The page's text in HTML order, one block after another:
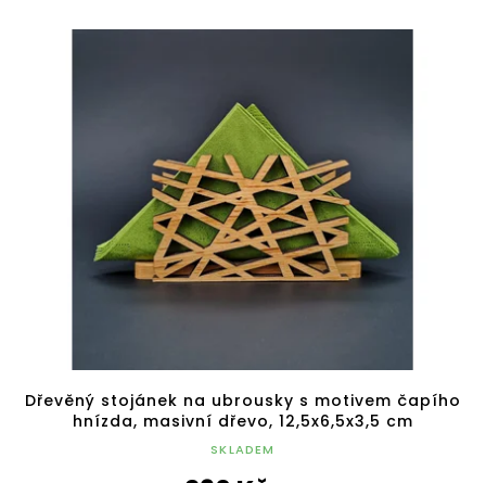
Dřevěný stojánek na ubrousky s motivem čapího
hnízda, masivní dřevo, 12,5x6,5x3,5 cm
SKLADEM